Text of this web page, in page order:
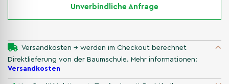
Unverbindliche Anfrage
Versandkosten → werden im Checkout berechnet
Direktlieferung von der Baumschule. Mehr informationen:
Versandkosten